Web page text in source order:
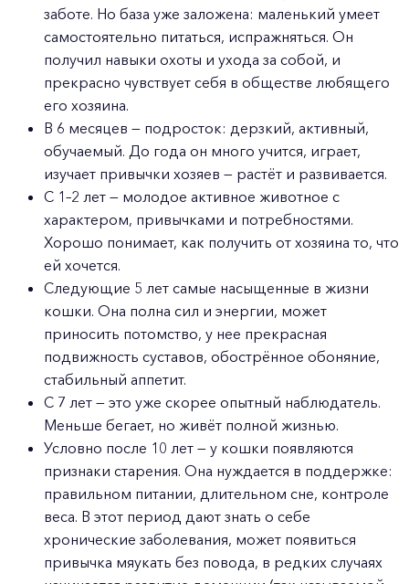
заботе. Но база уже заложена: маленький умеет
самостоятельно питаться, испражняться. Он
получил навыки охоты и ухода за собой, и
прекрасно чувствует себя в обществе любящего
его хозяина.
В 6 месяцев — подросток: дерзкий, активный,
обучаемый. До года он много учится, играет,
изучает привычки хозяев — растёт и развивается.
С 1–2 лет — молодое активное животное с
характером, привычками и потребностями.
Хорошо понимает, как получить от хозяина то, что
ей хочется.
Следующие 5 лет самые насыщенные в жизни
кошки. Она полна сил и энергии, может
приносить потомство, у нее прекрасная
подвижность суставов, обострённое обоняние,
стабильный аппетит.
С 7 лет — это уже скорее опытный наблюдатель.
Меньше бегает, но живёт полной жизнью.
Условно после 10 лет — у кошки появляются
признаки старения. Она нуждается в поддержке:
правильном питании, длительном сне, контроле
веса. В этот период дают знать о себе
хронические заболевания, может появиться
привычка мяукать без повода, в редких случаях